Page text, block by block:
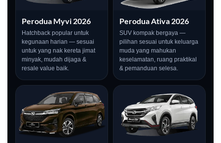
LIVE
Perodua Myvi 2026
Hatchback popular untuk
kegunaan harian — sesuai
untuk yang nak kereta jimat
minyak, mudah dijaga &
resale value baik.
Perodua Ativa 2026
SUV kompak bergaya —
pilihan sesuai untuk keluarga
muda yang mahukan
keselamatan, ruang praktikal
& pemanduan selesa.